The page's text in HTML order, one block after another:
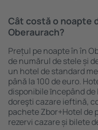
Cât costă o noapte
Oberaurach?
Prețul pe noapte în în
de numărul de stele și
un hotel de standard
până la 100 de euro.
disponibile ȋncepând de
doreşti cazare ieftină,
pachete Zbor+Hotel de
rezervi cazare și bilete